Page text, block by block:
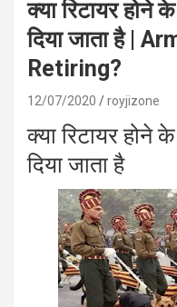
क्या रिटायर होने
दिया जाता है |
Retiring?
12/07/2020 royjizone
क्या रिटायर होने
दिया जाता है